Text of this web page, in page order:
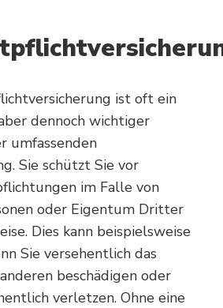
ist oft ein
dennoch wichtiger
umfassenden
Sie schützt Sie vor
im Falle von
oder Eigentum Dritter
Dies kann beispielsweise
Sie versehentlich das
beschädigen oder
verletzen. Ohne eine